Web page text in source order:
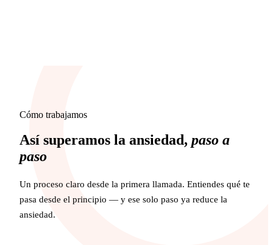
Cómo trabajamos
Así superamos la ansiedad, paso a
paso
Un proceso claro desde la primera llamada. Entiendes qué te
pasa desde el principio — y ese solo paso ya reduce la
ansiedad.